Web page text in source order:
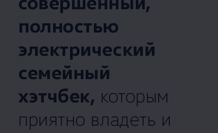
полностью
электрический
семейный
хэтчбек, которым
приятно владеть и